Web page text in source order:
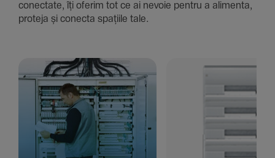
conec­tate, îți oferim tot ce ai nevoie pentru a alimenta,
proteja și conecta spațiile tale.